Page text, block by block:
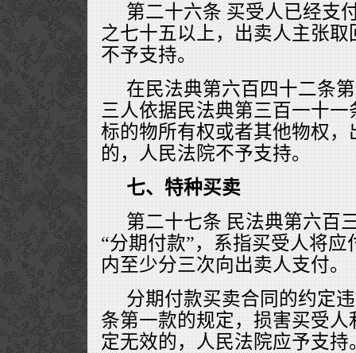
第二十六条 买受人已经支
之七十五以上，出卖人主张
不予支持。
在民法典第六百四十二条
三人依据民法典第三百一十
标的物所有权或者其他物权
的，人民法院不予支持。
七、特种买卖
第二十七条 民法典第六百
“分期付款”，系指买受人将
内至少分三次向出卖人支付。
分期付款买卖合同的约定
条第一款的规定，损害买受
定无效的，人民法院应予支持